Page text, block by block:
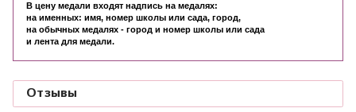
В цену медали входят надпись на медалях:
на именных: имя, номер школы или сада, город,
на обычных медалях - город и номер школы или сада
и лента для медали.
Отзывы